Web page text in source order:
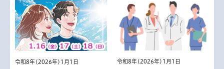
令和8年(2026年)1月1日 令和8年(2026年)1月1日